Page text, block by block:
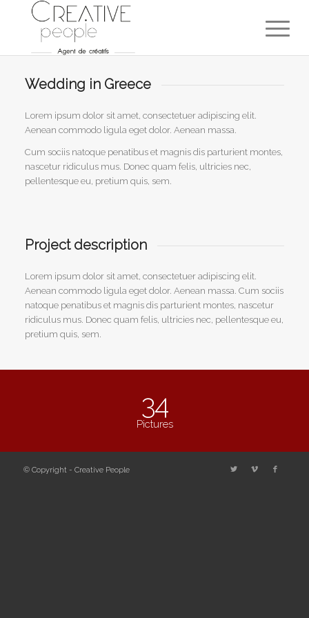
Wedding in Greece
Lorem ipsum dolor sit amet, consectetuer adipiscing elit.
Aenean commodo ligula eget dolor. Aenean massa.
Cum sociis natoque penatibus et magnis dis parturient montes,
nascetur ridiculus mus. Donec quam felis, ultricies nec,
pellentesque eu, pretium quis, sem.
Project description
Lorem ipsum dolor sit amet, consectetuer adipiscing elit.
Aenean commodo ligula eget dolor. Aenean massa. Cum sociis
natoque penatibus et magnis dis parturient montes, nascetur
ridiculus mus. Donec quam felis, ultricies nec, pellentesque eu,
pretium quis, sem.
34
Pictures
© Copyright - Creative People